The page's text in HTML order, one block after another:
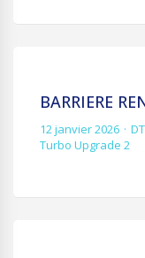
BARRIERE
12 janvier 2026
Turbo Upgrade 2